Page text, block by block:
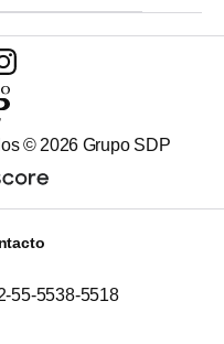
© 2026 Grupo SDP
55-5538-5518